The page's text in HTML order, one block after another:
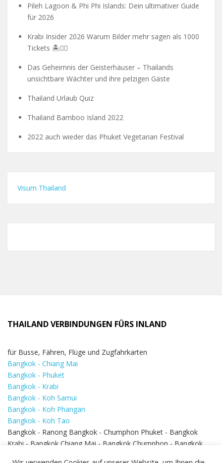
Pileh Lagoon & Phi Phi Islands: Dein ultimativer Guide
für 2026
Krabi Insider 2026 Warum Bilder mehr sagen als 1000
Tickets 🏝️🧗‍♂️
Das Geheimnis der Geisterhäuser – Thailands
unsichtbare Wächter und ihre pelzigen Gäste
Thailand Urlaub Quiz
Thailand Bamboo Island 2022
2022 auch wieder das Phuket Vegetarian Festival
Visum Thailand
THAILAND VERBINDUNGEN FÜRS INLAND
für Busse, Fähren, Flüge und Zugfahrkarten
Bangkok - Chiang Mai
Bangkok - Phuket
Bangkok - Krabi
Bangkok - Koh Samui
Bangkok - Koh Phangan
Bangkok - Koh Tao
Bangkok - Ranong Bangkok - Chumphon Phuket - Bangkok
Krabi - Bangkok Chiang Mai - Bangkok Chumphon - Bangkok